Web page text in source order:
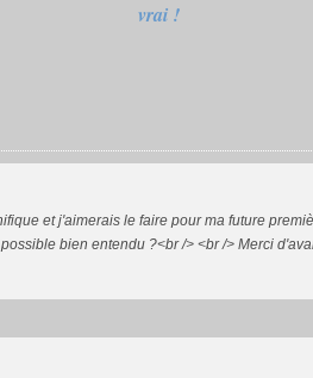
vrai !
et j'aimerais le faire pour ma future
bien entendu ?<br /> <br /> Merci